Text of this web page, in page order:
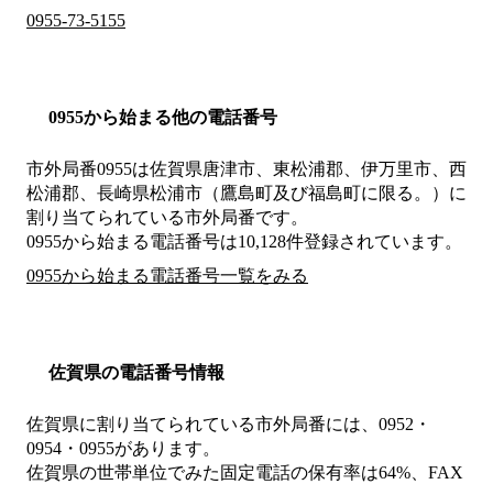
0955-73-5155
0955から始まる他の電話番号
市外局番0955は佐賀県唐津市、東松浦郡、伊万里市、西
松浦郡、長崎県松浦市（鷹島町及び福島町に限る。） に
割り当てられている市外局番です。
0955から始まる電話番号は10,128件登録されています。
0955から始まる電話番号一覧をみる
佐賀県の電話番号情報
佐賀県に割り当てられている市外局番には、0952・
0954・0955があります。
佐賀県の世帯単位でみた固定電話の保有率は64%、FAX